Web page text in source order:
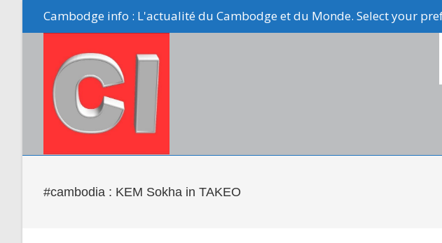
Cambodge info : L'actualité du Cambodge et du Monde. Select your
#cambodia : KEM Sokha in TAKEO